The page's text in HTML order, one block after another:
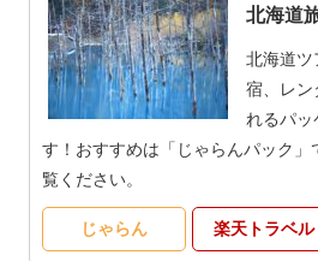
北海道
北海道ツ
宿、レン
れるパッ
す！おすすめは「じゃらんパック」
覧ください。
じゃらん 楽天トラベル